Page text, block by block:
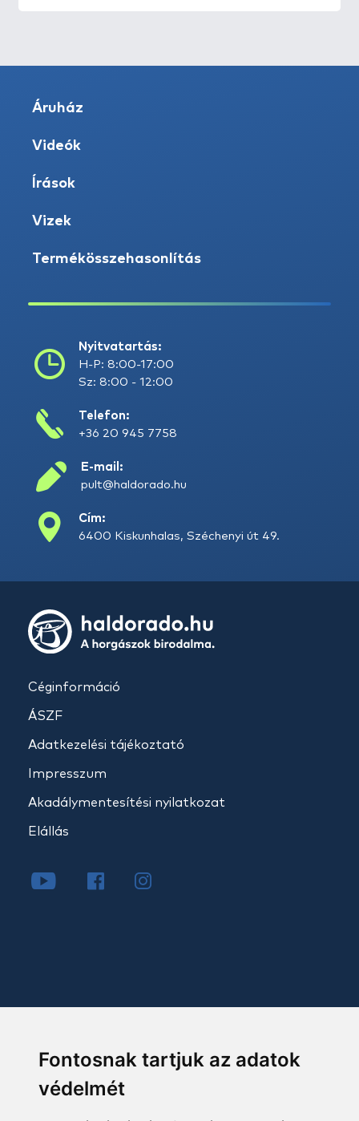
Fontosnak tartjuk az adatok
védelmét
Áruház
Videók
Írások
Vizek
Termékösszehasonlítás
Nyitvatartás:
H-P: 8:00-17:00
Sz: 8:00 - 12:00
Telefon:
+36 20 945 7758
E-mail:
pult@haldorado.hu
Cím:
6400 Kiskunhalas, Széchenyi út 49.
Céginformáció
ÁSZF
Adatkezelési tájékoztató
Impresszum
Akadálymentesítési nyilatkozat
Elállás